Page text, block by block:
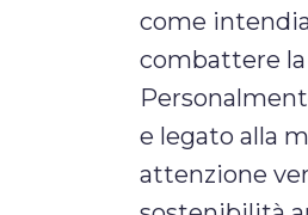
come
combattere
e legato alla
attenzione